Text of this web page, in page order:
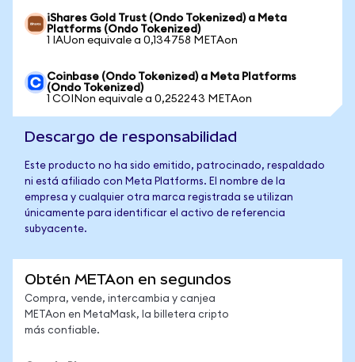
iShares Gold Trust (Ondo Tokenized) a Meta
Platforms (Ondo Tokenized)
1 IAUon equivale a 0,134758 METAon
Coinbase (Ondo Tokenized) a Meta Platforms
(Ondo Tokenized)
1 COINon equivale a 0,252243 METAon
Descargo de responsabilidad
Este producto no ha sido emitido, patrocinado, respaldado
ni está afiliado con Meta Platforms. El nombre de la
empresa y cualquier otra marca registrada se utilizan
únicamente para identificar el activo de referencia
subyacente.
Obtén METAon en segundos
Compra, vende, intercambia y canjea
METAon en MetaMask, la billetera cripto
más confiable.